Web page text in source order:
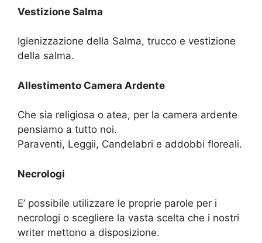
Vestizione Salma
Igienizzazione della Salma, trucco e vestizione
della salma.
Allestimento Camera Ardente
Che sia religiosa o atea, per la camera ardente
pensiamo a tutto noi.
Paraventi, Leggii, Candelabri e addobbi floreali.
Necrologi
E’ possibile utilizzare le proprie parole per i
necrologi o scegliere la vasta scelta che i nostri
writer mettono a disposizione.